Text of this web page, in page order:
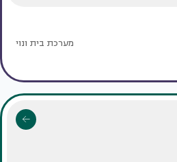
מערכת בית ונוי